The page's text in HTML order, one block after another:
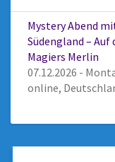
Mystery Abend
Südengland – Auf
Magiers Merlin
07.12.2026 -
online,